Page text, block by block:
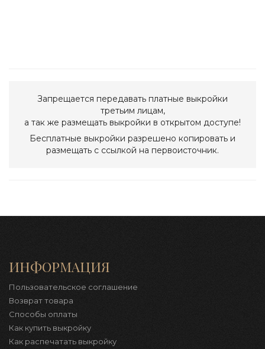
Запрещается передавать платные выкройки
третьим лицам,
а так же размещать выкройки в открытом доступе!
Бесплатные выкройки разрешено копировать и
размещать с ссылкой на первоисточник.
ИНФОРМАЦИЯ
Пользовательское соглашение
Возврат товара
Способы оплаты
Как купить выкройку
Как распечатать выкройку